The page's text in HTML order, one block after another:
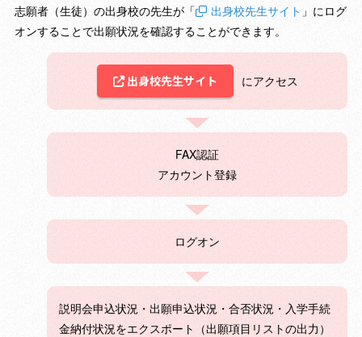
志願者（生徒）の出身校の先生が「 出身校先生サイト 」にログ
オンすることで出願状況を確認することができます。
出身校先生サイト にアクセス
FAX認証
アカウント登録
ログオン
説明会申込状況・出願申込状況・合否状況・入学手続
金納付状況をエクスポート（出願項目リストの出力）